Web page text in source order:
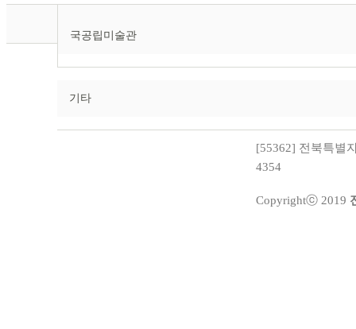
국공립미술관
기타
[55362] 전북특별
4354
Copyrightⓒ 2019